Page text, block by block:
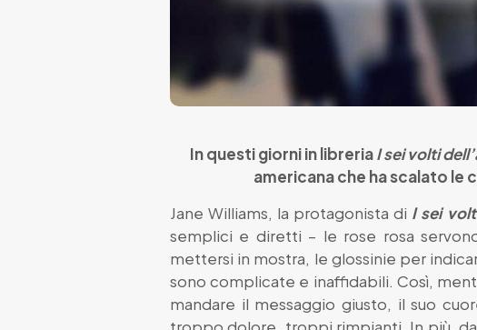
In questi giorni in libreriaI sei volti
americana che ha scalato le
Jane Williams, la protagonista di I sei
semplici e diretti – le rose rosa
mettersi in mostra, le glossinie per
sono complicate e inaffidabili. Così,
mandare il messaggio giusto, il suo